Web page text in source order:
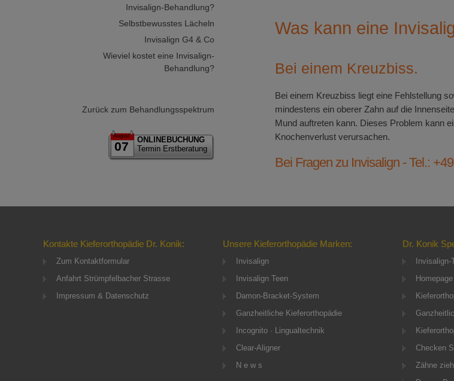
Invisalign-Behandlung?
Selbstbewusstes Lächeln
Invisalign G4 & Co
Wieviel kostet eine Invisalign-
Behandlung?
Zurück zum Behandlungsspektrum
August
07
ONLINEBUCHUNG
Termin Erstberatung
Was kann eine
Bei einem Kreuzbiss.
Bei einem Kreuzbiss liegt eine Fehlstellung
mindestens ein oberer Zahn auf die
Mund auftreten kann. Dieses Problem kann
Knochenverlust verursachen.
Bei Fragen zu Invisalign - Tel.:
Kontakte Kieferorthopädie Dr. Konik:
Zum Kontaktformular
Anfahrt Strümpfelbacher Strasse
Impressum & Datenschutz
Unsere Kieferorthopädie Marken:
Invisalign
Invisalign Teen
Damon-Bracket-System
Ganzheitliche Kieferorthopädie
Incognito · Lingualtechnik
Clear-Aligner
N e w s
Dr. Konik
Checken
Zähne